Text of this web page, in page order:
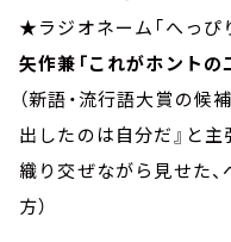
★ラジオネーム「へっぴ
矢作兼「これがホントの
（新語・流行語大賞の候
出したのは自分だ』と
織り交ぜながら見せた
方）